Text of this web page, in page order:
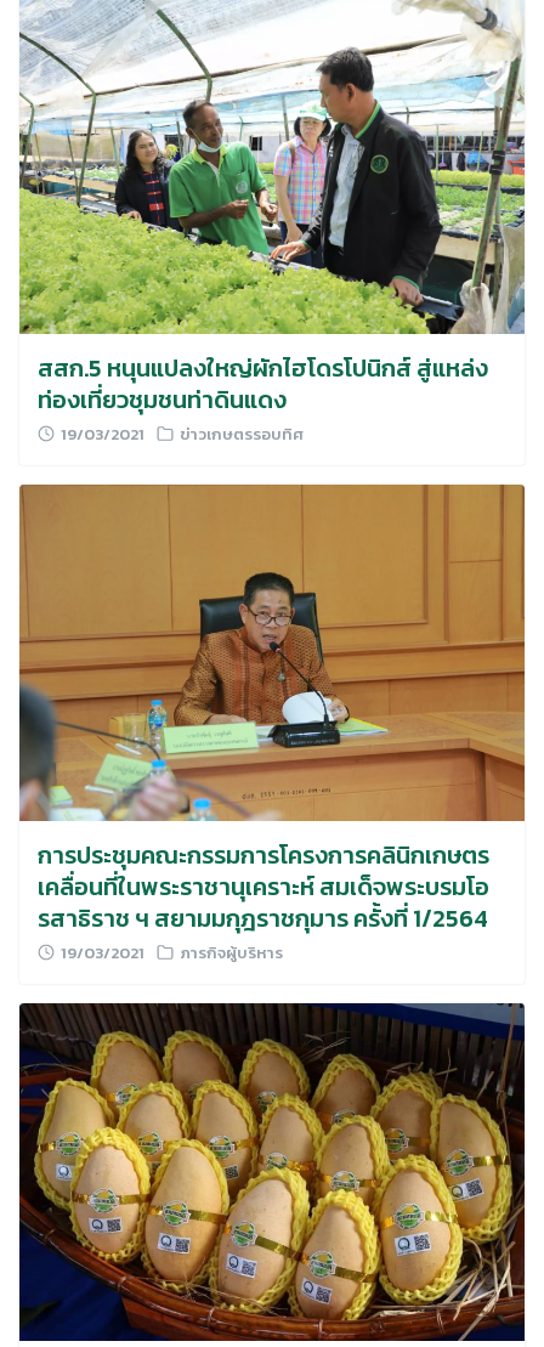
Search
for:
สสก.5 หนุนแปลงใหญ่ผักไฮโดรโปนิกส์ สู่แหล่ง
ท่องเที่ยวชุมชนท่าดินแดง
19/03/2021 ข่าวเกษตรรอบทิศ
การประชุมคณะกรรมการโครงการคลินิกเกษตร
เคลื่อนที่ในพระราชานุเคราะห์ สมเด็จพระบรมโอ
รสาธิราช ฯ สยามมกุฎราชกุมาร ครั้งที่ 1/2564
19/03/2021 ภารกิจผู้บริหาร